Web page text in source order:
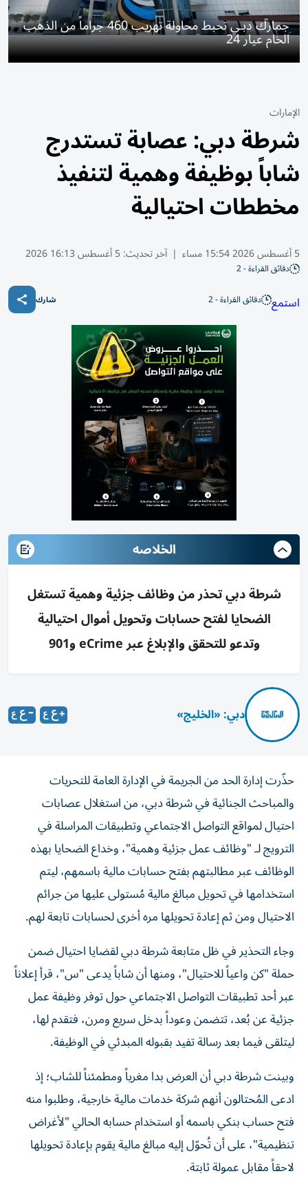
جمارك دبـي تحبط محاولة تهريب 460 جراماً من الذهب
الخام عيار 24
الإمارات
شرطة دبي: عصابة تستدرج
شاباً بوظيفة وهمية لتنفيذ
مخططات احتيالية
5 أغسطس 2026 15:54 مساء | آخر تحديث:5 أغسطس 16:13 2026
دقائق القراءة - 2
استمع دقائق القراءة - 2 شارك
الخلاصه
شرطة دبي تحذر من وظائف جزئية وهمية تستغل
الضحايا لفتح حسابات وتحويل أموال احتيالية
وتدعو للتحقق والإبلاغ عبر eCrime و901
دبي: «الخليج»
حذّرت إدارة الحد من الجريمة في الإدارة العامة للتحريات
والمباحث الجنائية في شرطة دبي، من استغلال عصابات
احتيال لمواقع التواصل الاجتماعي وتطبيقات المراسلة في
الترويج لـ "وظائف عمل جزئية وهمية"، وخداع الضحايا بهذه
الوظائف عبر مطالبتهم بفتح حسابات مالية باسمهم، ليتم
استخدامها في تحويل مبالغ مالية مُستولى عليها من جرائم
الاحتيال ومن ثم إعادة تحويلها مره أخرى لحسابات تابعة لهم.
وجاء التحذير في ظل متابعة شرطة دبي لقضايا احتيال ضمن
حملة "كن واعياً للاحتيال"، ومنها أن شاباً يدعى "س"، قرأ إعلاناً
عبر أحد تطبيقات التواصل الاجتماعي حول توفر وظيفة عمل
جزئية عن بُعد، تتضمن وعوداً بدخل سريع ومرن، فتقدم لها،
ليتلقى فيما بعد رسالة تفيد بقبوله المبدئي في الوظيفة.
وبينت شرطة دبي أن العرض بدا مغرياً ومطمئناً للشاب؛ إذ
ادعى المُحتالون أنهم شركة خدمات مالية خارجية، وطلبوا منه
فتح حساب بنكي باسمه أو استخدام حسابه الحالي "لأغراض
تنظيمية"، على أن تُحوّل إليه مبالغ مالية يقوم بإعادة تحويلها
لاحقاً مقابل عمولة ثابتة.